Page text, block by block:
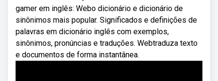
gamer em inglês: Webo dicionário e dicionário de
sinônimos mais popular. Significados e definições de
palavras em dicionário inglês com exemplos,
sinônimos, pronúncias e traduções. Webtraduza texto
e documentos de forma instantânea.